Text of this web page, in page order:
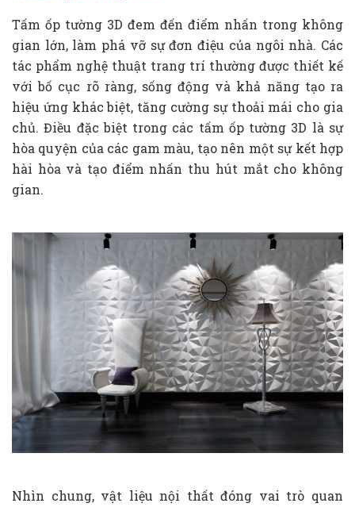
Tấm ốp tường 3D đem đến điểm nhấn trong không
gian lớn, làm phá vỡ sự đơn điệu của ngôi nhà. Các
tác phẩm nghệ thuật trang trí thường được thiết kế
với bố cục rõ ràng, sống động và khả năng tạo ra
hiệu ứng khác biệt, tăng cường sự thoải mái cho gia
chủ. Điều đặc biệt trong các tấm ốp tường 3D là sự
hòa quyện của các gam màu, tạo nên một sự kết hợp
hài hòa và tạo điểm nhấn thu hút mắt cho không
gian.
Nhìn chung, vật liệu nội thất đóng vai trò quan